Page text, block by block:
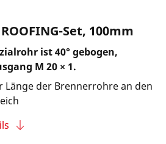
Set, 100mm
ist 40° gebogen,
M 20 × 1.
Länge der Brennerrohre an den